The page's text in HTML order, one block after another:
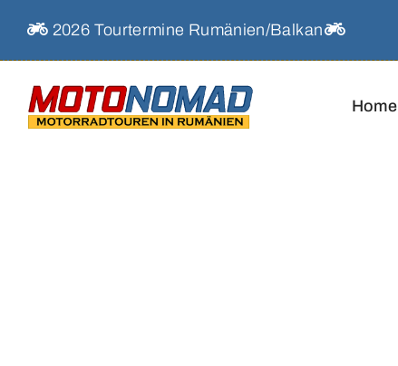
2026 Tourtermine Rumänien/Balkan
Home